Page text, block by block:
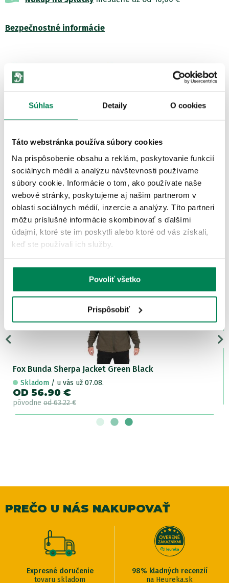
Súhlas Detaily O cookies
Táto webstránka používa súbory cookies
Na prispôsobenie obsahu a reklám, poskytovanie funkcií
sociálnych médií a analýzu návštevnosti používame
súbory cookie. Informácie o tom, ako používate naše
webové stránky, poskytujeme aj našim partnerom v
oblasti sociálnych médií, inzercie a analýzy. Títo partneri
môžu príslušné informácie skombinovať s ďalšími
údajmi, ktoré ste im poskytli alebo ktoré od vás získali,
keď ste používali ich služby.
Povoliť všetko
Prispôsobiť
Bezpečnostné informácie
POPIS PRODUKTU
Veľmi teplá a pohodlná bunda Fox Sherpa Jacket Green Black
s kapucňou a fleeceovou Sherpa podšívkou. •Extrémne hrejivá...
Zobraziť viac
ĎALŠIE PRODUKTY TEJ ISTEJ
ZNAČKY
6 variantov
Fox Bunda Sherpa Jacket Green Black
Skladom / u vás už 07.08.
OD 56.90 €
pôvodne od 63.22 €
PREČO U NÁS NAKUPOVAŤ
Expresné doručenie
tovaru skladom
98% kladných recenzií
na Heureka.sk